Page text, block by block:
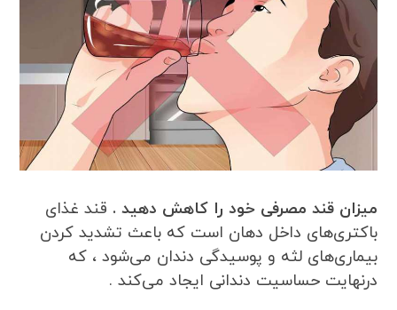
میزان قند مصرفی خود را کاهش دهید . قند غذای
باکتری‌های داخل دهان است که باعث تشدید کردن
بیماری‌های لثه و پوسیدگی دندان می‌شود ، که
درنهایت حساسیت دندانی ایجاد می‌کند .